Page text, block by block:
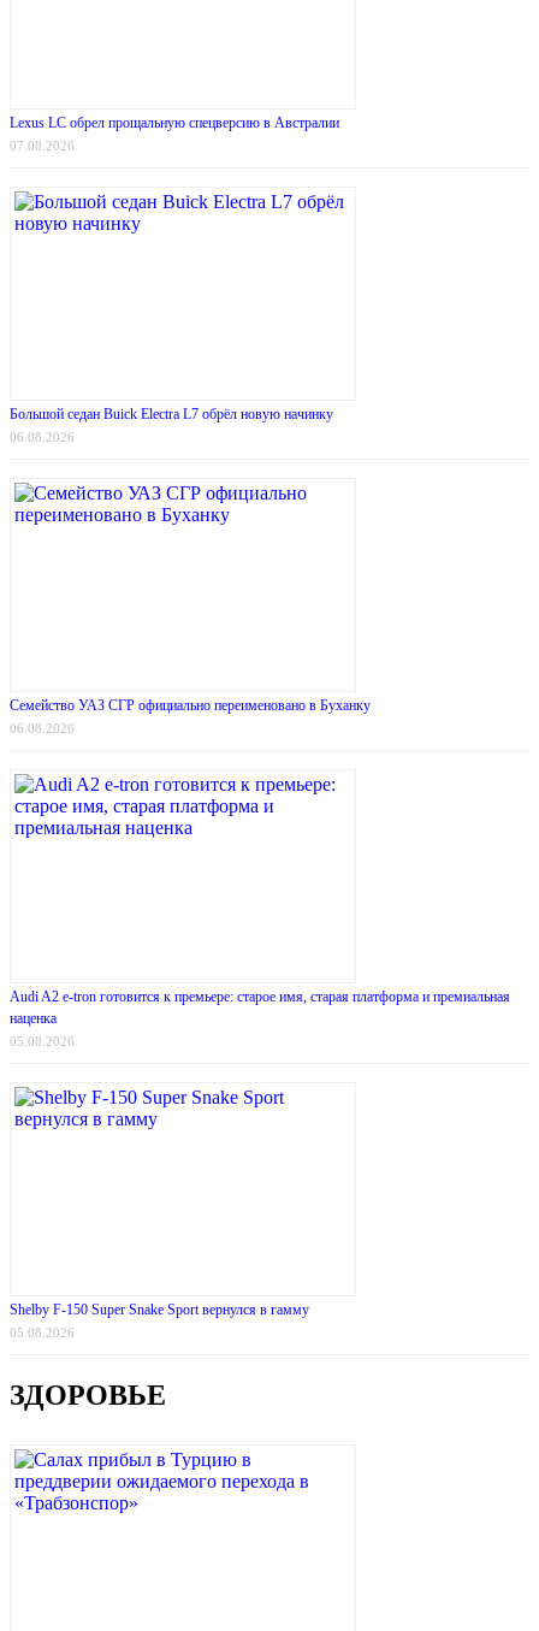
Lexus LC обрел прощальную спецверсию в Австралии
07.08.2026
Большой седан Buick Electra L7 обрёл новую начинку
06.08.2026
Семейство УАЗ СГР официально переименовано в Буханку
06.08.2026
Audi A2 e-tron готовится к премьере: старое имя, старая платформа и премиальная
наценка
05.08.2026
Shelby F-150 Super Snake Sport вернулся в гамму
05.08.2026
ЗДОРОВЬЕ